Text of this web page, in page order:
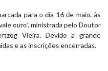
para o dia 16 de maio, às
ouro”, ministrada pelo Doutor
Vieira. Devido a grande
e as inscrições encerradas.